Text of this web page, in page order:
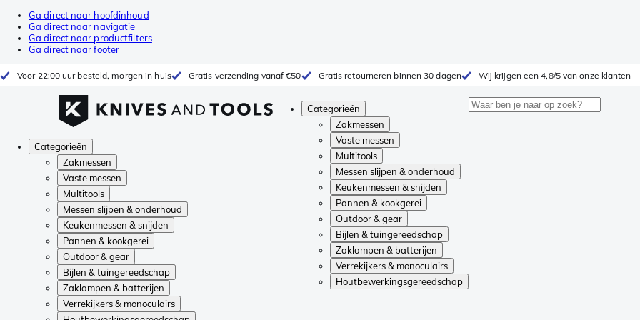
Ga direct naar hoofdinhoud
Ga direct naar navigatie
Ga direct naar productfilters
Ga direct naar footer
Voor 22:00 uur besteld, morgen in huis Gratis verzending vanaf €50 Gratis retourneren binnen 30 dagen Wij krijgen een 4,8/5 van onze klanten
Categorieën
Zakmessen
Vaste messen
Multitools
Messen slijpen & onderhoud
Keukenmessen & snijden
Pannen & kookgerei
Outdoor & gear
Bijlen & tuingereedschap
Zaklampen & batterijen
Verrekijkers & monoculairs
Houtbewerkingsgereedschap
Categorieën
Zakmessen
Vaste messen
Multitools
Messen slijpen & onderhoud
Keukenmessen & snijden
Pannen & kookgerei
Outdoor & gear
Bijlen & tuingereedschap
Zaklampen & batterijen
Verrekijkers & monoculairs